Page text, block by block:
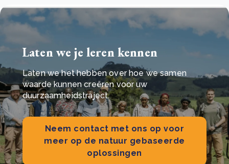
Laten we je leren kennen
Laten we het hebben over hoe we samen
waarde kunnen creëren voor uw
duurzaamheidstraject.
Neem contact met ons op voor
meer op de natuur gebaseerde
oplossingen